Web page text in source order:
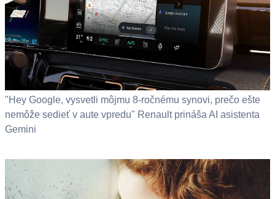
"Hey Google, vysvetli môjmu 8-ročnému synovi, prečo ešte
nemôže sedieť v aute vpredu" Renault prináša AI asistenta
Gemini